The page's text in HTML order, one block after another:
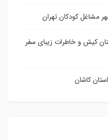
مشاغل کودکان تهران
کیش و خاطرات زیبای سفر
کاشان